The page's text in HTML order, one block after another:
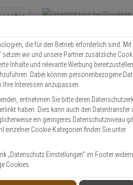
nutzen
Uhr
Über
Schneller
Einbruch
die für den Betrieb erforderlich sind. Mit
wir und unsere Partner zusätzliche
Inhalte und relevante Werbung
Dabei können personenbezogene
Ihre Interessen anzupassen.
entnehmen Sie bitte deren
haben. Dies kann auch den Datentransfer
ein geringeres Datenschutzniveau
Cookie-Kategorien finden Sie unter
„Datenschutz Einstellungen“ im Footer
Cookies.